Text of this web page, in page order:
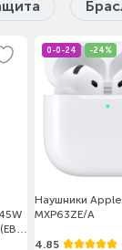
0-0-24 -24%
Наушники
MXP63ZE/A
4.85